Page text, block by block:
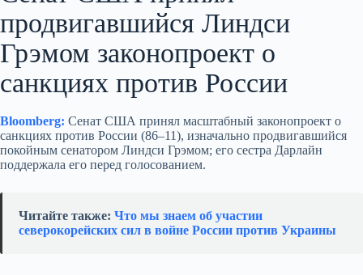
продвигавшийся Линдси
Грэмом законопроект о
санкциях против России
Bloomberg: Сенат США принял масштабный законопроект о
санкциях против России (86–11), изначально продвигавшийся
покойным сенатором Линдси Грэмом; его сестра Дарлайн
поддержала его перед голосованием.
Читайте также: Что мы знаем об участии
северокорейских сил в войне России против Украины